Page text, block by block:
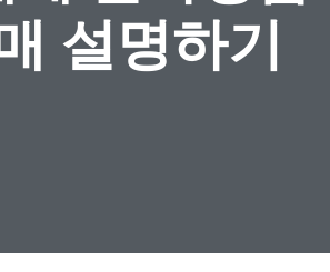
설명하기